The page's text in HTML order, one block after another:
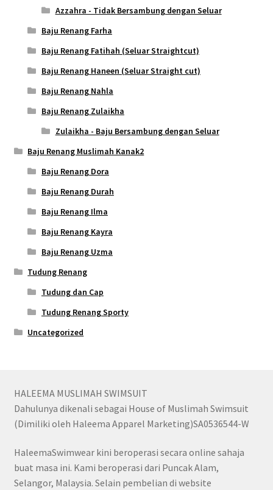
Azzahra - Tidak Bersambung dengan Seluar
Baju Renang Farha
Baju Renang Fatihah (Seluar Straightcut)
Baju Renang Haneen (Seluar Straight cut)
Baju Renang Nahla
Baju Renang Zulaikha
Zulaikha - Baju Bersambung dengan Seluar
Baju Renang Muslimah Kanak2
Baju Renang Dora
Baju Renang Durah
Baju Renang Ilma
Baju Renang Kayra
Baju Renang Uzma
Tudung Renang
Tudung dan Cap
Tudung Renang Sporty
Uncategorized
HALEEMA MUSLIMAH SWIMSUIT
Dahulunya dikenali sebagai House of Muslimah Swimsuit
(Dimiliki oleh Haleema Apparel Marketing)SA0536544-W
HaleemaSwimwear kini beroperasi secara online sahaja
buat masa ini. Kami beroperasi dari Puncak Alam,
Selangor, Malaysia. Selain pembelian di website